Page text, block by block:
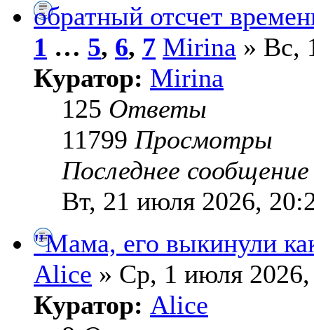
обратный отсчет
1 … 5, 6, 7 Mirina » Вс,
Куратор: Mirina
125 Ответы
11799 Просмотры
Последнее
Вт, 21 июля 2026,
"Мама, его выкинули
Alice » Ср, 1 июля
Куратор: Alice